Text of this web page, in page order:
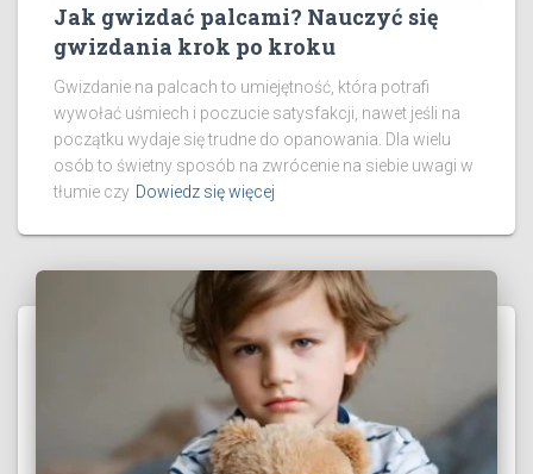
Jak gwizdać palcami? Nauczyć się
gwizdania krok po kroku
Gwizdanie na palcach to umiejętność, która potrafi
wywołać uśmiech i poczucie satysfakcji, nawet jeśli na
początku wydaje się trudne do opanowania. Dla wielu
osób to świetny sposób na zwrócenie na siebie uwagi w
tłumie czy Dowiedz się więcej